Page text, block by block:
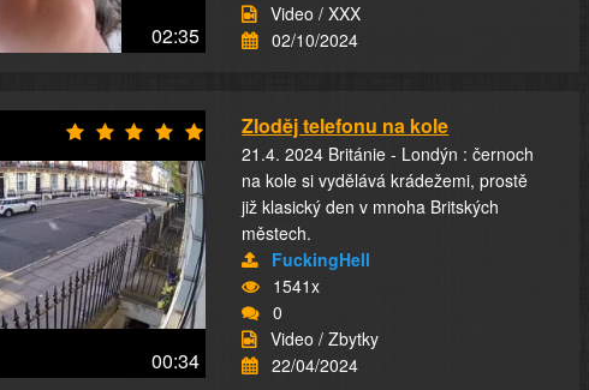
02:35
Video / XXX
02/10/2024
00:34
Zloděj telefonu na kole
21.4. 2024 Británie - Londýn : černoch
na kole si vydělává krádežemi, prostě
již klasický den v mnoha Britských
městech.
FuckingHell
1541x
0
Video / Zbytky
22/04/2024